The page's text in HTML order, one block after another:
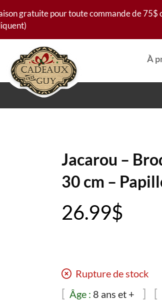
gratuite pour toute commande de 75$
À
Jacarou –
30 cm –
26.99$
Rupture de stock
Âge : 8 ans et +